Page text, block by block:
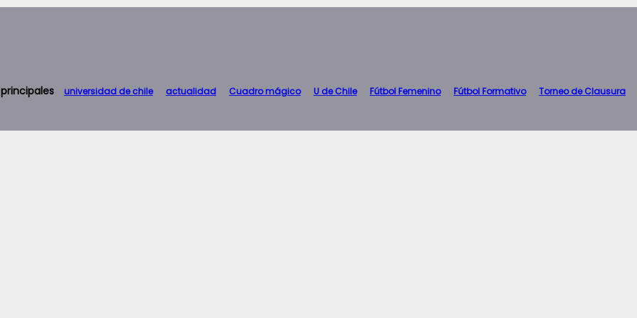
universidad de chile actualidad Cuadro mágico U de Chile Fútbol Femenino Fútbol Formativo Torneo de Clausura